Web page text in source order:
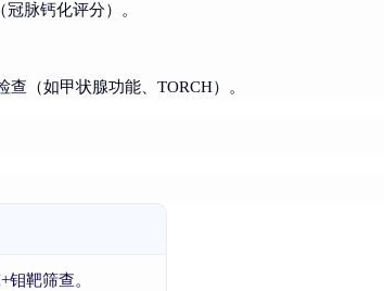
脉钙化评分）。
（如甲状腺功能、TORCH）。
钼靶筛查。